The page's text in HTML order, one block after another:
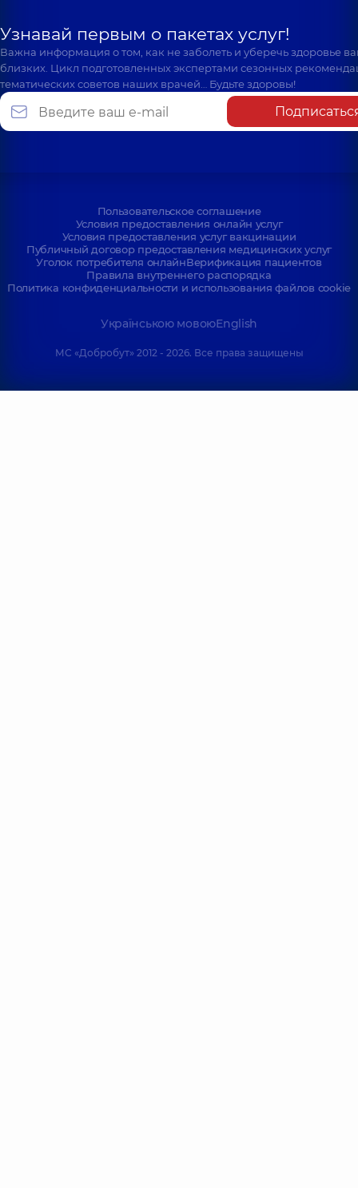
Узнавай первым о пакетах услуг!
Важна информация о том, как не заболеть и уберечь здоровье
близких. Цикл подготовленных экспертами сезонных
тематических советов наших врачей… Будьте здоровы!
Пользовательское соглашение
Условия предоставления онлайн услуг
Условия предоставления услуг вакцинации
Публичный договор предоставления медицинских услуг
Уголок потребителя онлайнВерификация пациентов
Правила внутреннего распорядка
Политика конфиденциальности и использования файлов cookie
Українською мовоюEnglish
МС «Добробут» 2012 - 2026. Все права защищены